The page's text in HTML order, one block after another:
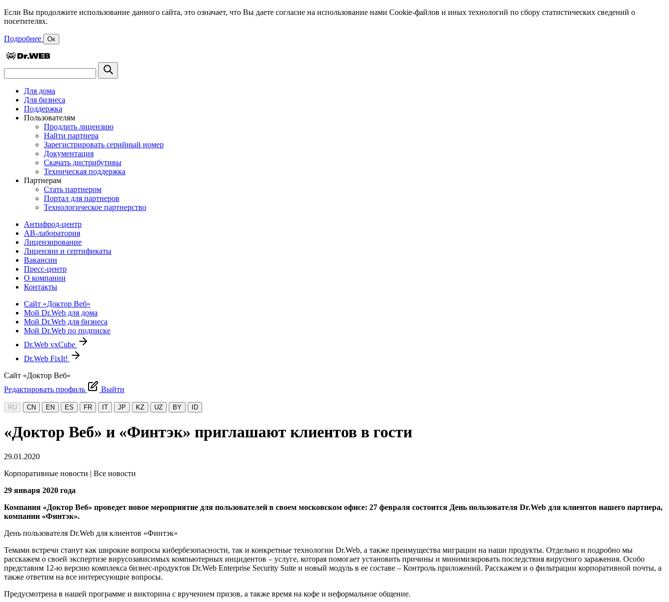
Если Вы продолжите использование данного сайта, это означает, что Вы даете согласие на использование нами Cookie-файлов и иных технологий по сбору статистических сведений о
посетителях.
Подробнее Ок
Для дома
Для бизнеса
Поддержка
Пользователям
Продлить лицензию
Найти партнера
Зарегистрировать серийный номер
Документация
Скачать дистрибутивы
Техническая поддержка
Партнерам
Стать партнером
Портал для партнеров
Технологическое партнерство
Антифрод-центр
АВ-лаборатория
Лицензирование
Лицензии и сертификаты
Вакансии
Пресс-центр
О компании
Контакты
Сайт «Доктор Веб»
Мой Dr.Web для дома
Мой Dr.Web для бизнеса
Мой Dr.Web по подписке
Dr.Web vxCube
Dr.Web FixIt!
Сайт «Доктор Веб»
Редактировать профиль
Выйти
RU CN EN ES FR IT JP KZ UZ BY ID
«Доктор Веб» и «Финтэк» приглашают клиентов в гости
29.01.2020
Корпоративные новости | Все новости
29 января 2020 года
Компания «Доктор Веб» проведет новое мероприятие для пользователей в своем московском офисе: 27 февраля состоится День пользователя Dr.Web для клиентов нашего партнера,
компании «Финтэк».
День пользователя Dr.Web для клиентов «Финтэк»
Темами встречи станут как широкие вопросы кибербезопасности, так и конкретные технологии Dr.Web, а также преимущества миграции на наши продукты. Отдельно и подробно мы
расскажем о своей экспертизе вирусозависимых компьютерных инцидентов – услуге, которая помогает установить причины и минимизировать последствия вирусного заражения. Особо
представим 12-ю версию комплекса бизнес-продуктов Dr.Web Enterprise Security Suite и новый модуль в ее составе – Контроль приложений. Расскажем и о фильтрации корпоративной почты, а
также ответим на все интересующие вопросы.
Предусмотрена в нашей программе и викторина с вручением призов, а также время на кофе и неформальное общение.